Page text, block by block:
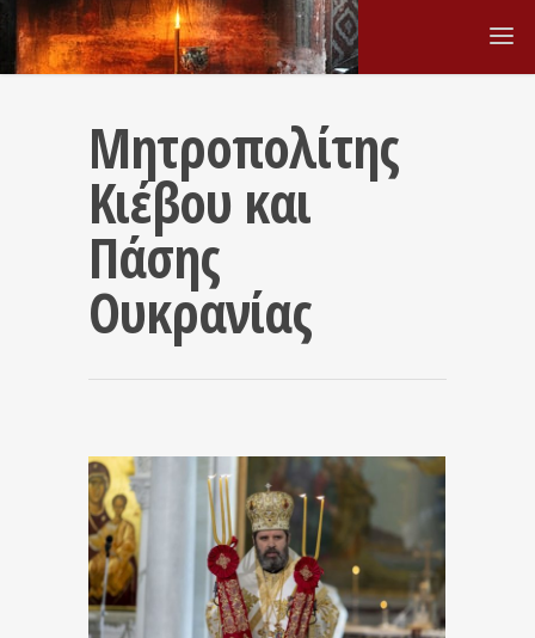
Μητροπολίτης
Κιέβου και
Πάσης
Ουκρανίας